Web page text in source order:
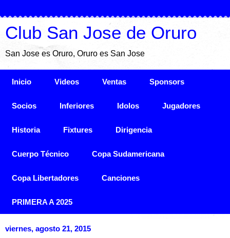
Club San Jose de Oruro
San Jose es Oruro, Oruro es San Jose
Inicio Videos Ventas Sponsors
Socios Inferiores Idolos Jugadores
Historia Fixtures Dirigencia
Cuerpo Técnico Copa Sudamericana
Copa Libertadores Canciones
PRIMERA A 2025
viernes, agosto 21, 2015